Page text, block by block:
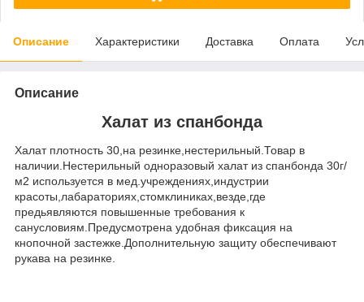
Описание Характеристики Доставка Оплата
Описание
Халат из спанбонда
Халат плотность 30,на резинке,нестерильный.Товар в
наличии.Нестерильный одноразовый халат из спанбонда 30г/
м2 используется в мед.учреждениях,индустрии
красоты,лабараториях,стомклиниках,везде,где
предьявляются повышенные требования к
санусловиям.Предусмотрена удобная фиксация на
кнопочной застежке.Дополнительную защиту обеспечивают
рукава на резинке.